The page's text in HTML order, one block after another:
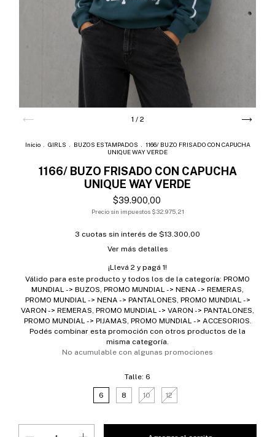
1 / 2
Inicio GIRLS BUZOS ESTAMPADOS
1166/ BUZO FRISADO CON CAPUCHA
UNIQUE WAY VERDE
1166/ BUZO FRISADO CON CAPUCHA
UNIQUE WAY VERDE
$39.900,00
Precio sin impuestos $32.975,21
3 cuotas sin interés de $13.300,00
Ver más detalles
¡Llevá 2 y pagá 1!
Válido para este producto y todos los de la categoría: PROMO
MUNDIAL -> BUZOS, PROMO MUNDIAL -> NENA -> REMERAS,
PROMO MUNDIAL -> NENA -> PANTALONES, PROMO MUNDIAL ->
VARON -> REMERAS, PROMO MUNDIAL -> VARON -> PANTALONES,
PROMO MUNDIAL -> PIJAMAS, PROMO MUNDIAL -> ACCESORIOS.
Podés combinar esta promoción con otros productos de la
misma categoría.
No acumulable con algunas promociones
Talle: 6
6 8 10 12